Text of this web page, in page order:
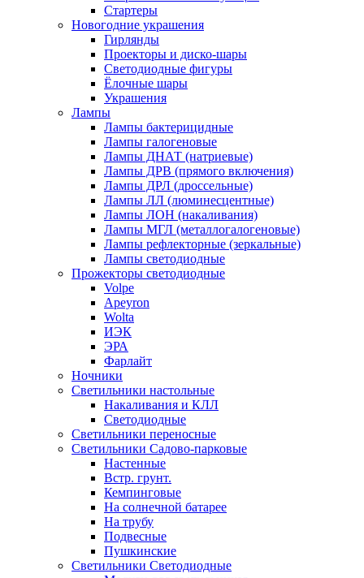
Стартеры
Новогодние украшения
Гирлянды
Проекторы и диско-шары
Светодиодные фигуры
Ёлочные шары
Украшения
Лампы
Лампы бактерицидные
Лампы галогеновые
Лампы ДНАТ (натриевые)
Лампы ДРВ (прямого включения)
Лампы ДРЛ (дроссельные)
Лампы ЛЛ (люминесцентные)
Лампы ЛОН (накаливания)
Лампы МГЛ (металлогалогеновые)
Лампы рефлекторные (зеркальные)
Лампы светодиодные
Прожекторы светодиодные
Volpe
Apeyron
Wolta
ИЭК
ЭРА
Фарлайт
Ночники
Светильники настольные
Накаливания и КЛЛ
Светодиодные
Светильники переносные
Светильники Садово-парковые
Настенные
Встр. грунт.
Кемпинговые
На солнечной батарее
На трубу
Подвесные
Пушкинские
Светильники Светодиодные